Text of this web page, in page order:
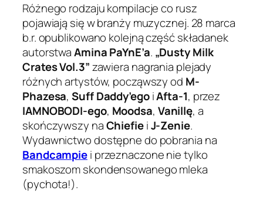
Różnego rodzaju kompilacje co rusz
pojawiają się w branży muzycznej. 28 marca
b.r. opublikowano kolejną część składanek
autorstwaAmina PaYnE’a. „Dusty Milk
Crates Vol.3”zawiera nagrania plejady
różnych artystów, począwszy od M-
Phazesa,Suff Daddy’egoiAfta-1, przez
IAMNOBODI-ego, Moodsa, Vanillę, a
skończywszy naChiefieiJ-Zenie.
Wydawnictwo dostępne do pobrania na
Bandcampiei przeznaczone nie tylko
smakoszom skondensowanego mleka
(pychota!).